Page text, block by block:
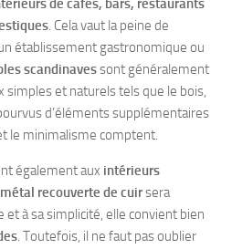
de cafés, bars, restaurants
. Cela vaut la peine de
établissement gastronomique ou
scandinavessont généralement
simples et naturels tels que le bois,
d’éléments supplémentaires
le minimalisme comptent.
également aux intérieurs
recouverte de cuirsera
et à sa simplicité, elle convient bien
. Toutefois, il ne faut pas oublier